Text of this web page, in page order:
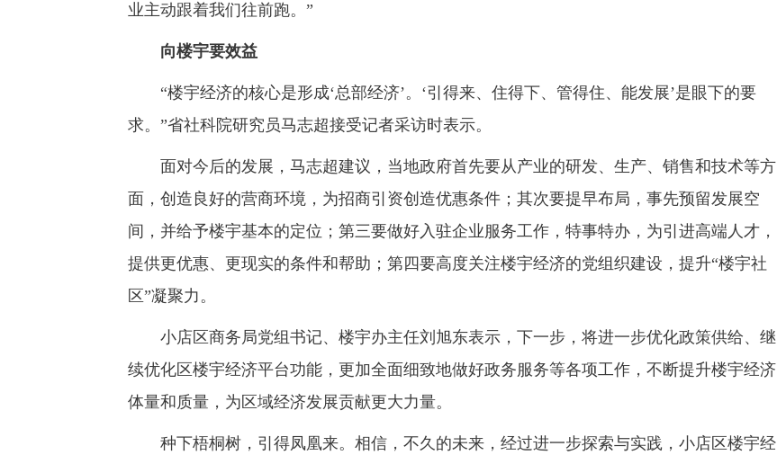
业主动跟着我们往前跑。”
向楼宇要效益
“楼宇经济的核心是形成‘总部经济’。‘引得来、住得下、管得住、能发展’是眼下的要
求。”省社科院研究员马志超接受记者采访时表示。
面对今后的发展，马志超建议，当地政府首先要从产业的研发、生产、销售和技术等方
面，创造良好的营商环境，为招商引资创造优惠条件；其次要提早布局，事先预留发展空
间，并给予楼宇基本的定位；第三要做好入驻企业服务工作，特事特办，为引进高端人才，
提供更优惠、更现实的条件和帮助；第四要高度关注楼宇经济的党组织建设，提升“楼宇社
区”凝聚力。
小店区商务局党组书记、楼宇办主任刘旭东表示，下一步，将进一步优化政策供给、继
续优化区楼宇经济平台功能，更加全面细致地做好政务服务等各项工作，不断提升楼宇经济
体量和质量，为区域经济发展贡献更大力量。
种下梧桐树，引得凤凰来。相信，不久的未来，经过进一步探索与实践，小店区楼宇经